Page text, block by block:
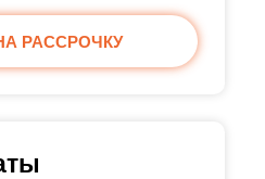
РАССРОЧКУ